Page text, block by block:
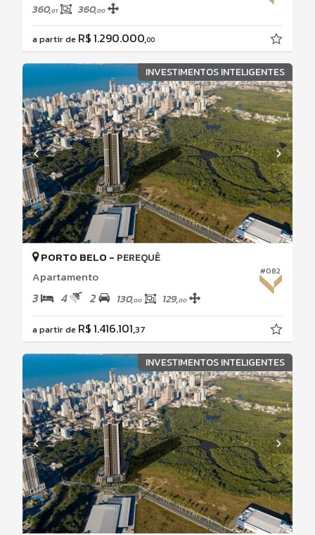
360,01 360,00
a partir de R$ 1.290.000,00
INVESTIMENTOS INTELIGENTES
#082
PORTO BELO - PEREQUÊ
Apartamento
3 4 2 130,00 129,00
a partir de R$ 1.416.101,37
INVESTIMENTOS INTELIGENTES